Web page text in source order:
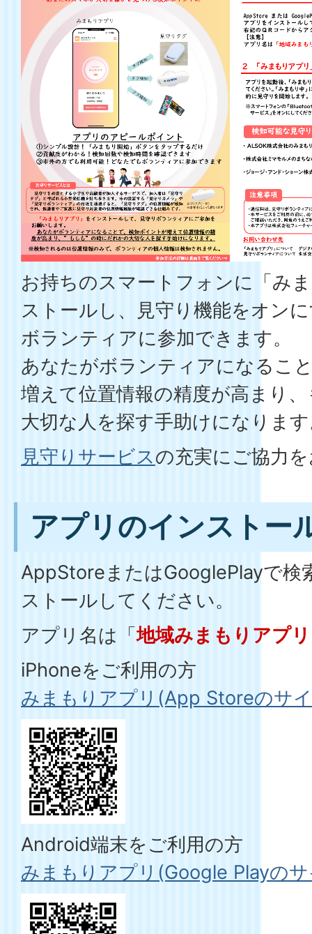
お持ちのスマートフォンに「み
ストールし、見守り機能をオン
ボランティアに参加できます。
あなたがボランティアになるこ
増えて位置情報の精度が高まり
大切な人を探す手助けになりま
見守りサービスの充実にご協力
アプリのインストー
AppStoreまたはGooglePlayで検
ストールしてください。
アプリ名は「地域みまもりアプリ
iPhoneをご利用の方
みまもりアプリ(App Storeのサ
Android端末をご利用の方
みまもりアプリ(Google Playの